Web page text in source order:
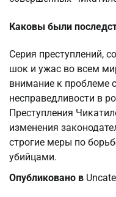
Каковы были
Серия преступлений,
шок и ужас во всем
внимание к проблеме
несправедливости в
Преступления
изменения
строгие меры по
убийцами.
Опубликовано в